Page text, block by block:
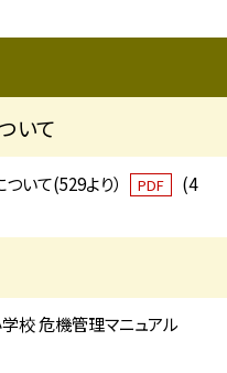
いて
いて(529より） PDF
(4
校 危機管理マニュアル